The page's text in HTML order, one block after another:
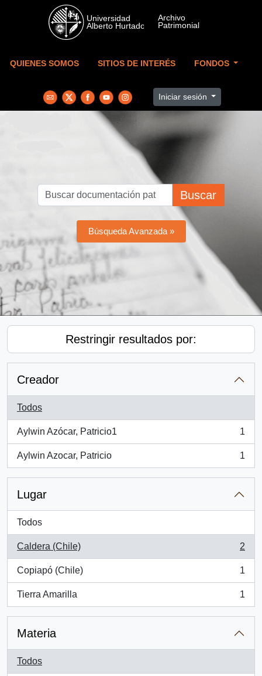
Skip to main content
QUIENES SOMOS SITIOS DE INTERÉS FONDOS
Iniciar sesión
Buscar
Búsqueda Avanzada »
Restringir resultados por:
Creador
Todos
Aylwin Azócar, Patricio1
, 1 resultados
1
Aylwin Azocar, Patricio
, 1 resultados
1
Lugar
Todos
Caldera (Chile)
, 2 resultados
2
Copiapó (Chile)
, 1 resultados
1
Tierra Amarilla
, 1 resultados
1
Materia
Todos